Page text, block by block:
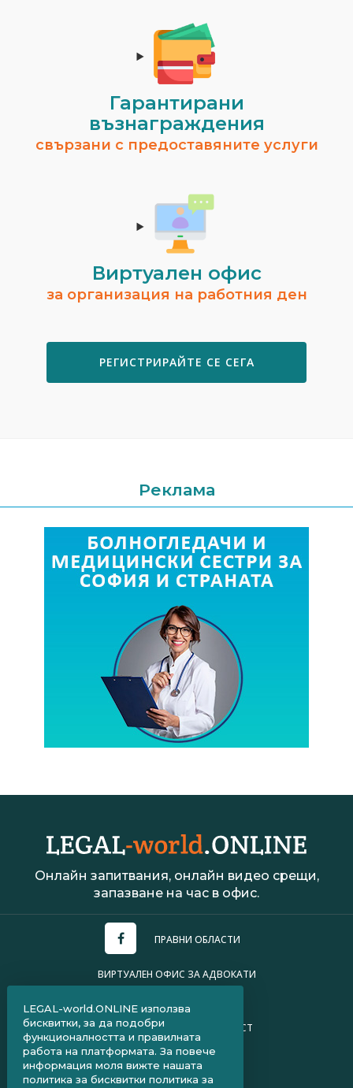
Гарантирани
възнаграждения
свързани с предоставяните услуги
Виртуален офис
за организация на работния ден
РЕГИСТРИРАЙТЕ СЕ СЕГА
Реклама
Онлайн запитвания, онлайн видео срещи,
запазване на час в офис.
ПРАВНИ ОБЛАСТИ
ВИРТУАЛЕН ОФИС ЗА АДВОКАТИ
ПОЛИТИКА ЗА ПОВЕРИТЕЛНОСТ
ЧЗВ ЗА КЛИЕНТИ
ЧЗВ ЗА АДВОКАТИ
LEGAL-world.ONLINE използва
бисквитки, за да подобри
функционалността и правилната
работа на платформата. За повече
информация моля вижте нашата
политика за бисквитки политика за